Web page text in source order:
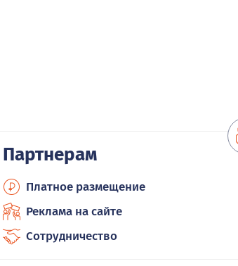
Партнерам
Платное размещение
Реклама на сайте
Сотрудничество